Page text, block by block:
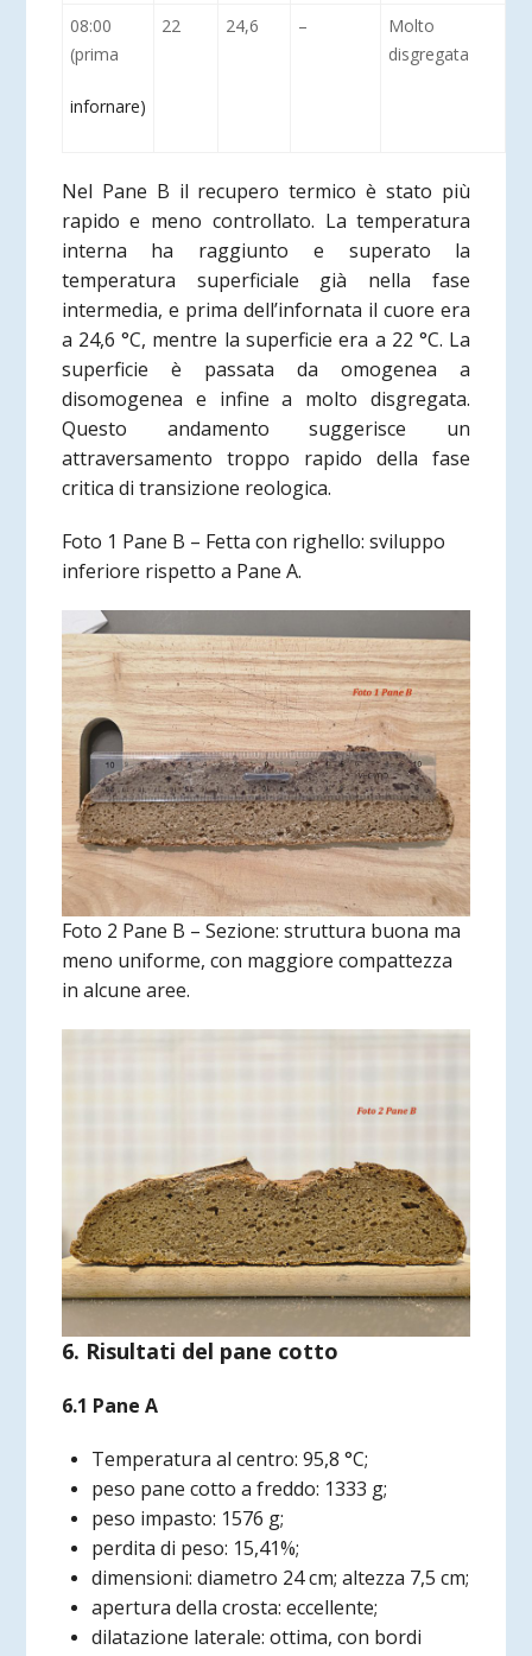
08:00
(prima
infornare)
22 24,6 –
Molto
disgregata
Nel Pane B il recupero termico è stato più
rapido e meno controllato. La temperatura
interna ha raggiunto e superato la
temperatura superficiale già nella fase
intermedia, e prima dell’infornata il cuore era
a 24,6 °C, mentre la superficie era a 22 °C. La
superficie è passata da omogenea a
disomogenea e infine a molto disgregata.
Questo andamento suggerisce un
attraversamento troppo rapido della fase
critica di transizione reologica.
Foto 1 Pane B – Fetta con righello: sviluppo
inferiore rispetto a Pane A.
Foto 2 Pane B – Sezione: struttura buona ma
meno uniforme, con maggiore compattezza
in alcune aree.
6. Risultati del pane cotto
6.1 Pane A
Temperatura al centro: 95,8 °C;
peso pane cotto a freddo: 1333 g;
peso impasto: 1576 g;
perdita di peso: 15,41%;
dimensioni: diametro 24 cm; altezza 7,5 cm;
apertura della crosta: eccellente;
dilatazione laterale: ottima, con bordi